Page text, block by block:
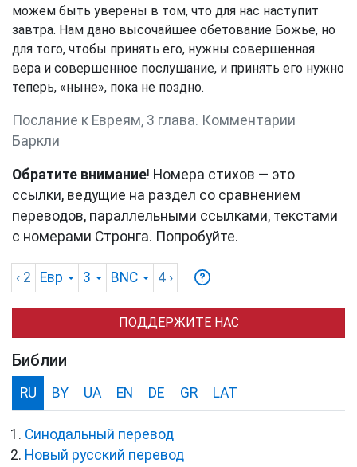
можем быть уверены в том, что для нас наступит
завтра. Нам дано высочайшее обетование Божье, но
для того, чтобы принять его, нужны совершенная
вера и совершенное послушание, и принять его нужно
теперь, «ныне», пока не поздно.
Послание к Евреям, 3 глава. Комментарии
Баркли
Обратите внимание! Номера стихов — это
ссылки, ведущие на раздел со сравнением
переводов, параллельными ссылками, текстами
с номерами Стронга. Попробуйте.
‹ 2 Евр 3 BNC 4 ›
ПОДДЕРЖИТЕ НАС
Библии
RU BY UA EN DE GR LAT
Синодальный перевод
Новый русский перевод